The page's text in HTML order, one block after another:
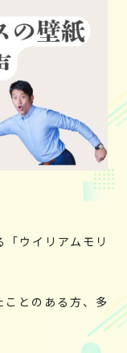
ウイリアムモリ
とのある方、多